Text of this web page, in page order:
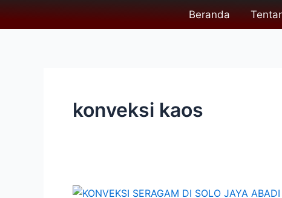
Beranda
konveksi kaos
Vendor